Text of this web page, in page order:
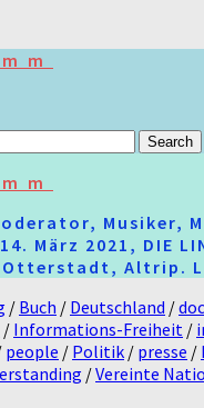
Musiker,
März 2021, DIE
Altrip.
/ Buch / Deutschland /
/ Informations-Freiheit /
people / Politik / presse /
/Vereinte